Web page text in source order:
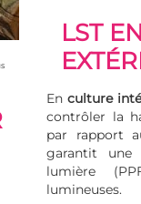
LST
Enculture
contrôler la
par rapport
garantit une
lumière
lumineuses.